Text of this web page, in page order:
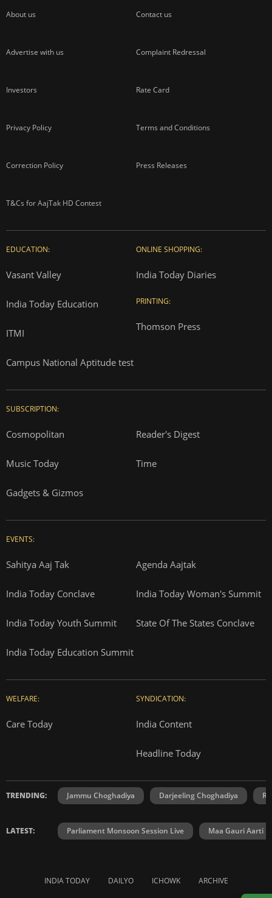
About us Contact us
Advertise with us Complaint Redressal
Investors Rate Card
Privacy Policy Terms and Conditions
Correction Policy Press Releases
T&Cs for AajTak HD Contest
EDUCATION:
Vasant Valley
India Today Education
ITMI
Campus National Aptitude test
ONLINE SHOPPING:
India Today Diaries
PRINTING:
Thomson Press
SUBSCRIPTION:
Cosmopolitan Reader's Digest
Music Today Time
Gadgets & Gizmos
EVENTS:
Sahitya Aaj Tak Agenda Aajtak
India Today Conclave India Today Woman's Summit
India Today Youth Summit State Of The States Conclave
India Today Education Summit
WELFARE:
Care Today
SYNDICATION:
India Content
Headline Today
TRENDING: Jammu Choghadiya Darjeeling Choghadiya
LATEST: Parliament Monsoon Session Live Maa Gauri Aarti
INDIA TODAY DAILYO ICHOWK ARCHIVE